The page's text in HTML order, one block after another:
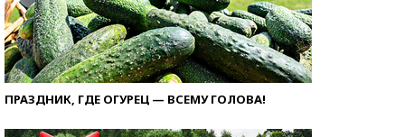
ПРАЗДНИК, ГДЕ ОГУРЕЦ — ВСЕМУ ГОЛОВА!